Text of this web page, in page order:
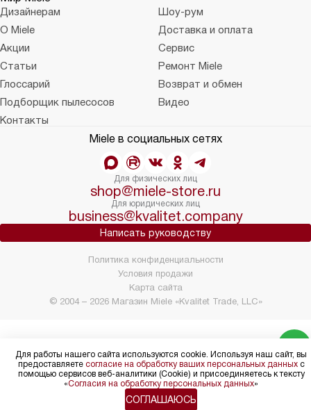
Дизайнерам
Шоу-рум
О Miele
Доставка и оплата
Акции
Сервис
Статьи
Ремонт Miele
Глоссарий
Возврат и обмен
Подборщик пылесосов
Видео
Контакты
Miele в социальных сетях
Для физических лиц
shop@miele-store.ru
Для юридических лиц
business@kvalitet.company
Написать руководству
© 2004 – 2026 Магазин Miele «Kvalitet Trade, LLC»
Политика конфиденциальности
Условия продажи
Карта сайта
Для работы нашего сайта используются cookie. Используя наш сайт, вы
предоставляете согласие на обработку ваших персональных данныхс
помощью сервисов веб-аналитики (Cookie) и присоединяетесь к тексту
«Согласия на обработку персональных данных»
СОГЛАШАЮСЬ